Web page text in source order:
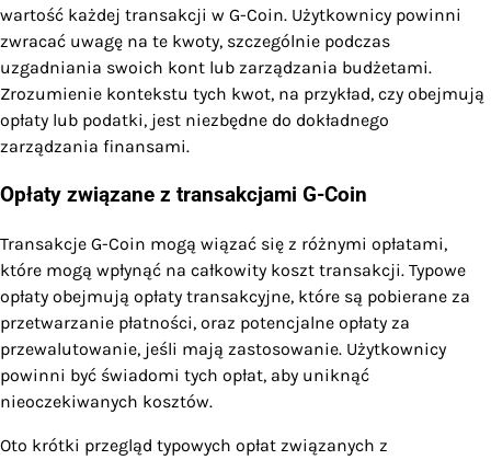
wartość każdej transakcji w G-Coin. Użytkownicy powinni
zwracać uwagę na te kwoty, szczególnie podczas
uzgadniania swoich kont lub zarządzania budżetami.
Zrozumienie kontekstu tych kwot, na przykład, czy obejmują
opłaty lub podatki, jest niezbędne do dokładnego
zarządzania finansami.
Opłaty związane z transakcjami G-Coin
Transakcje G-Coin mogą wiązać się z różnymi opłatami,
które mogą wpłynąć na całkowity koszt transakcji. Typowe
opłaty obejmują opłaty transakcyjne, które są pobierane za
przetwarzanie płatności, oraz potencjalne opłaty za
przewalutowanie, jeśli mają zastosowanie. Użytkownicy
powinni być świadomi tych opłat, aby uniknąć
nieoczekiwanych kosztów.
Oto krótki przegląd typowych opłat związanych z